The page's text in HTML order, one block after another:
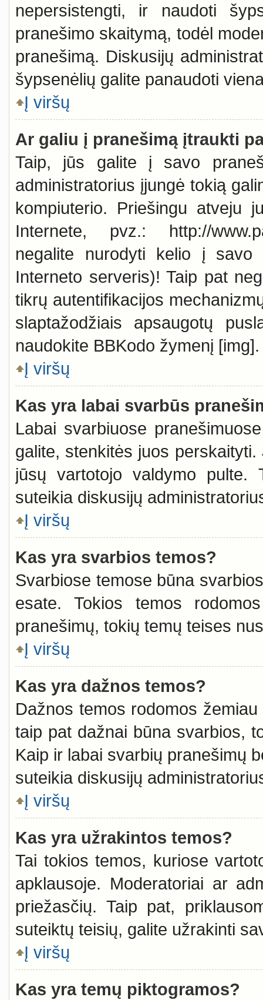
nepersistengti, ir naudoti
pranešimo skaitymą, todėl
pranešimą. Diskusijų
šypsenėlių galite panaudoti
Į viršų
Ar galiu į pranešimą įtraukti
Taip, jūs galite į savo
administratorius įjungė tokią
kompiuterio. Priešingu atveju
Internete, pvz.: http://
negalite nurodyti kelio į
Interneto serveris)! Taip pat
tikrų autentifikacijos
slaptažodžiais apsaugotų
naudokite BBKodo žymenį [img].
Į viršų
Kas yra labai svarbūs
Labai svarbiuose
galite, stenkitės juos
jūsų vartotojo valdymo pulte.
suteikia diskusijų
Į viršų
Kas yra svarbios temos?
Svarbiose temose būna
esate. Tokios temos
pranešimų, tokių temų teises
Į viršų
Kas yra dažnos temos?
Dažnos temos rodomos
taip pat dažnai būna svarbios,
Kaip ir labai svarbių pranešimų
suteikia diskusijų
Į viršų
Kas yra užrakintos temos?
Tai tokios temos, kuriose
apklausoje. Moderatoriai ar
priežasčių. Taip pat,
suteiktų teisių, galite užrakinti
Į viršų
Kas yra temų piktogramos?